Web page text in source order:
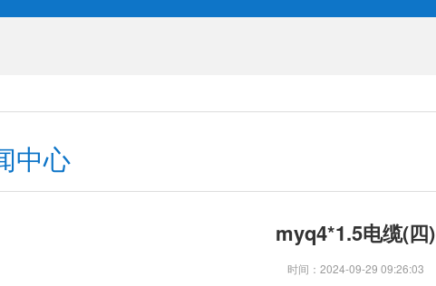
中心
myq4*1.5电缆(四)
时间：2024-09-29 09:26:03